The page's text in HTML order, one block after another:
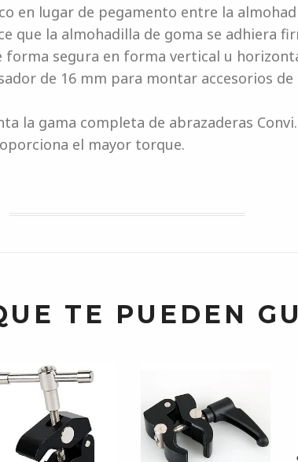
en lugar de pegamento entre la
que la almohadilla de goma se adhiera
segura en forma vertical u
de 16 mm para montar accesorios
la gama completa de abrazaderas Convi.
el mayor torque.
TE PUEDEN